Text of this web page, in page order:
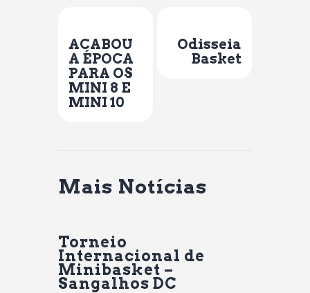
ACABOU
A ÉPOCA
PARA OS
MINI 8 E
MINI 10
Odisseia
Basket
Mais Notícias
Torneio
Internacional de
Minibasket –
Sangalhos DC